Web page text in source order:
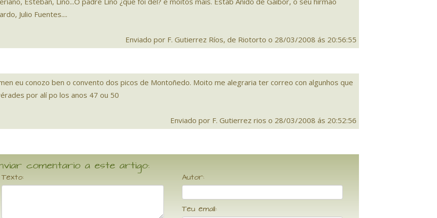
Julio Fuentes....
Enviado por F. Gutierrez Ríos, de Riotorto o 28/03/2008 ás 20:56:55
eu conozo ben o convento dos picos de Montoñedo. Moito me alegraria ter correo con algunhos que
por alí po los anos 47 ou 50
Enviado por F. Gutierrez rios o 28/03/2008 ás 20:52:56
comentario a este artigo:
Texto: Autor:
Teu email: